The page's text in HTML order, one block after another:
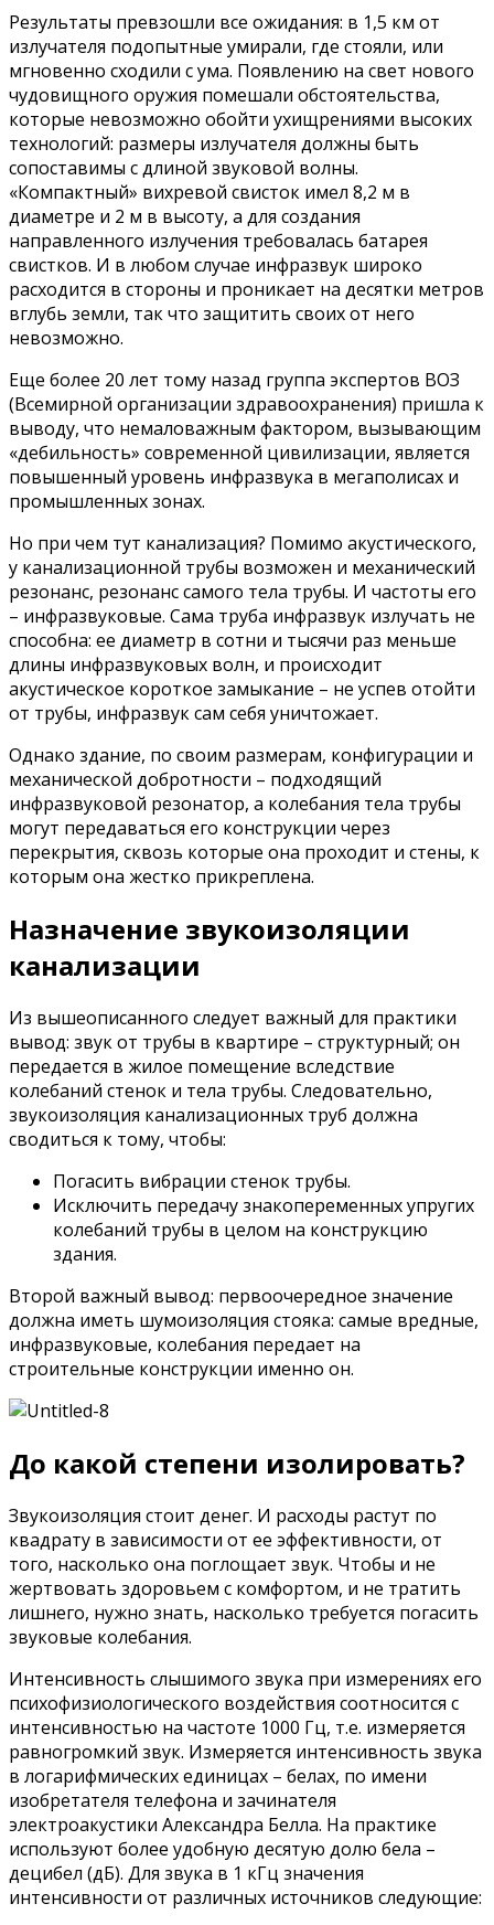
Результаты превзошли все ожидания: в 1,5 км от
излучателя подопытные умирали, где стояли, или
мгновенно сходили с ума. Появлению на свет нового
чудовищного оружия помешали обстоятельства,
которые невозможно обойти ухищрениями высоких
технологий: размеры излучателя должны быть
сопоставимы с длиной звуковой волны.
«Компактный» вихревой свисток имел 8,2 м в
диаметре и 2 м в высоту, а для создания
направленного излучения требовалась батарея
свистков. И в любом случае инфразвук широко
расходится в стороны и проникает на десятки метров
вглубь земли, так что защитить своих от него
невозможно.
Еще более 20 лет тому назад группа экспертов ВОЗ
(Всемирной организации здравоохранения) пришла к
выводу, что немаловажным фактором, вызывающим
«дебильность» современной цивилизации, является
повышенный уровень инфразвука в мегаполисах и
промышленных зонах.
Но при чем тут канализация? Помимо акустического,
у канализационной трубы возможен и механический
резонанс, резонанс самого тела трубы. И частоты его
– инфразвуковые. Сама труба инфразвук излучать не
способна: ее диаметр в сотни и тысячи раз меньше
длины инфразвуковых волн, и происходит
акустическое короткое замыкание – не успев отойти
от трубы, инфразвук сам себя уничтожает.
Однако здание, по своим размерам, конфигурации и
механической добротности – подходящий
инфразвуковой резонатор, а колебания тела трубы
могут передаваться его конструкции через
перекрытия, сквозь которые она проходит и стены, к
которым она жестко прикреплена.
Назначение звукоизоляции
канализации
Из вышеописанного следует важный для практики
вывод: звук от трубы в квартире – структурный; он
передается в жилое помещение вследствие
колебаний стенок и тела трубы. Следовательно,
звукоизоляция канализационных труб должна
сводиться к тому, чтобы:
Погасить вибрации стенок трубы.
Исключить передачу знакопеременных упругих
колебаний трубы в целом на конструкцию
здания.
Второй важный вывод: первоочередное значение
должна иметь шумоизоляция стояка: самые вредные,
инфразвуковые, колебания передает на
строительные конструкции именно он.
До какой степени изолировать?
Звукоизоляция стоит денег. И расходы растут по
квадрату в зависимости от ее эффективности, от
того, насколько она поглощает звук. Чтобы и не
жертвовать здоровьем с комфортом, и не тратить
лишнего, нужно знать, насколько требуется погасить
звуковые колебания.
Интенсивность слышимого звука при измерениях его
психофизиологического воздействия соотносится с
интенсивностью на частоте 1000 Гц, т.е. измеряется
равногромкий звук. Измеряется интенсивность звука
в логарифмических единицах – белах, по имени
изобретателя телефона и зачинателя
электроакустики Александра Белла. На практике
используют более удобную десятую долю бела –
децибел (дБ). Для звука в 1 кГц значения
интенсивности от различных источников следующие: